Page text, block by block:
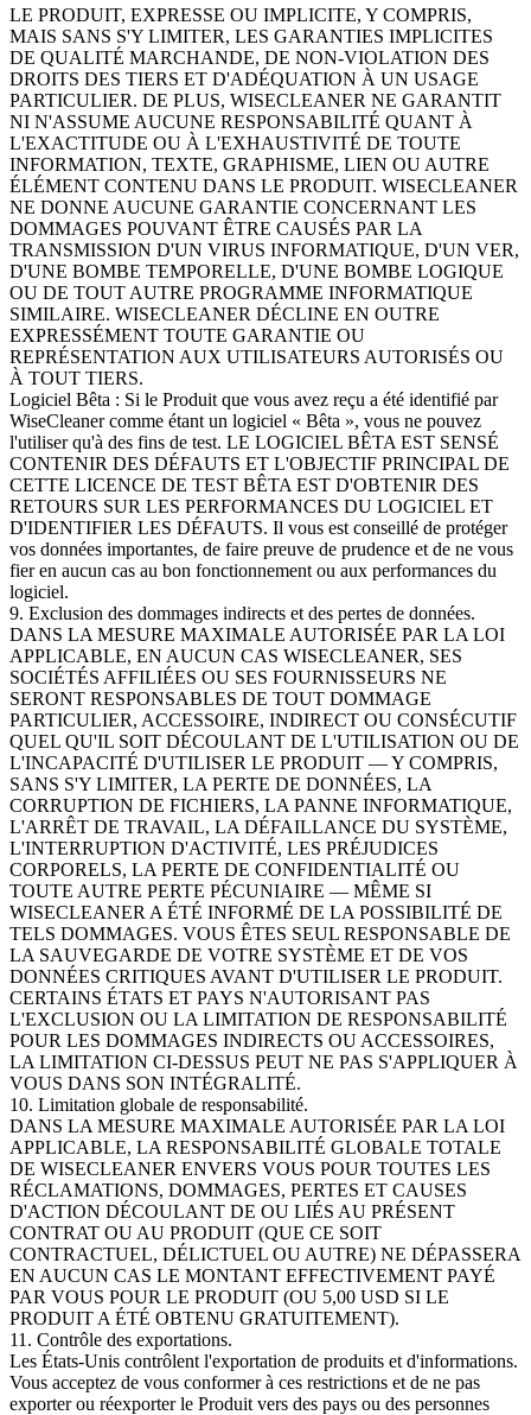
LE PRODUIT, EXPRESSE OU IMPLICITE, Y COMPRIS,
MAIS SANS S'Y LIMITER, LES GARANTIES IMPLICITES
DE QUALITÉ MARCHANDE, DE NON-VIOLATION DES
DROITS DES TIERS ET D'ADÉQUATION À UN USAGE
PARTICULIER. DE PLUS, WISECLEANER NE GARANTIT
NI N'ASSUME AUCUNE RESPONSABILITÉ QUANT À
L'EXACTITUDE OU À L'EXHAUSTIVITÉ DE TOUTE
INFORMATION, TEXTE, GRAPHISME, LIEN OU AUTRE
ÉLÉMENT CONTENU DANS LE PRODUIT. WISECLEANER
NE DONNE AUCUNE GARANTIE CONCERNANT LES
DOMMAGES POUVANT ÊTRE CAUSÉS PAR LA
TRANSMISSION D'UN VIRUS INFORMATIQUE, D'UN VER,
D'UNE BOMBE TEMPORELLE, D'UNE BOMBE LOGIQUE
OU DE TOUT AUTRE PROGRAMME INFORMATIQUE
SIMILAIRE. WISECLEANER DÉCLINE EN OUTRE
EXPRESSÉMENT TOUTE GARANTIE OU
REPRÉSENTATION AUX UTILISATEURS AUTORISÉS OU
À TOUT TIERS.
Logiciel Bêta : Si le Produit que vous avez reçu a été identifié par
WiseCleaner comme étant un logiciel « Bêta », vous ne pouvez
l'utiliser qu'à des fins de test. LE LOGICIEL BÊTA EST SENSÉ
CONTENIR DES DÉFAUTS ET L'OBJECTIF PRINCIPAL DE
CETTE LICENCE DE TEST BÊTA EST D'OBTENIR DES
RETOURS SUR LES PERFORMANCES DU LOGICIEL ET
D'IDENTIFIER LES DÉFAUTS. Il vous est conseillé de protéger
vos données importantes, de faire preuve de prudence et de ne vous
fier en aucun cas au bon fonctionnement ou aux performances du
logiciel.
9. Exclusion des dommages indirects et des pertes de données.
DANS LA MESURE MAXIMALE AUTORISÉE PAR LA LOI
APPLICABLE, EN AUCUN CAS WISECLEANER, SES
SOCIÉTÉS AFFILIÉES OU SES FOURNISSEURS NE
SERONT RESPONSABLES DE TOUT DOMMAGE
PARTICULIER, ACCESSOIRE, INDIRECT OU CONSÉCUTIF
QUEL QU'IL SOIT DÉCOULANT DE L'UTILISATION OU DE
L'INCAPACITÉ D'UTILISER LE PRODUIT — Y COMPRIS,
SANS S'Y LIMITER, LA PERTE DE DONNÉES, LA
CORRUPTION DE FICHIERS, LA PANNE INFORMATIQUE,
L'ARRÊT DE TRAVAIL, LA DÉFAILLANCE DU SYSTÈME,
L'INTERRUPTION D'ACTIVITÉ, LES PRÉJUDICES
CORPORELS, LA PERTE DE CONFIDENTIALITÉ OU
TOUTE AUTRE PERTE PÉCUNIAIRE — MÊME SI
WISECLEANER A ÉTÉ INFORMÉ DE LA POSSIBILITÉ DE
TELS DOMMAGES. VOUS ÊTES SEUL RESPONSABLE DE
LA SAUVEGARDE DE VOTRE SYSTÈME ET DE VOS
DONNÉES CRITIQUES AVANT D'UTILISER LE PRODUIT.
CERTAINS ÉTATS ET PAYS N'AUTORISANT PAS
L'EXCLUSION OU LA LIMITATION DE RESPONSABILITÉ
POUR LES DOMMAGES INDIRECTS OU ACCESSOIRES,
LA LIMITATION CI-DESSUS PEUT NE PAS S'APPLIQUER À
VOUS DANS SON INTÉGRALITÉ.
10. Limitation globale de responsabilité.
DANS LA MESURE MAXIMALE AUTORISÉE PAR LA LOI
APPLICABLE, LA RESPONSABILITÉ GLOBALE TOTALE
DE WISECLEANER ENVERS VOUS POUR TOUTES LES
RÉCLAMATIONS, DOMMAGES, PERTES ET CAUSES
D'ACTION DÉCOULANT DE OU LIÉS AU PRÉSENT
CONTRAT OU AU PRODUIT (QUE CE SOIT
CONTRACTUEL, DÉLICTUEL OU AUTRE) NE DÉPASSERA
EN AUCUN CAS LE MONTANT EFFECTIVEMENT PAYÉ
PAR VOUS POUR LE PRODUIT (OU 5,00 USD SI LE
PRODUIT A ÉTÉ OBTENU GRATUITEMENT).
11. Contrôle des exportations.
Les États-Unis contrôlent l'exportation de produits et d'informations.
Vous acceptez de vous conformer à ces restrictions et de ne pas
exporter ou réexporter le Produit vers des pays ou des personnes